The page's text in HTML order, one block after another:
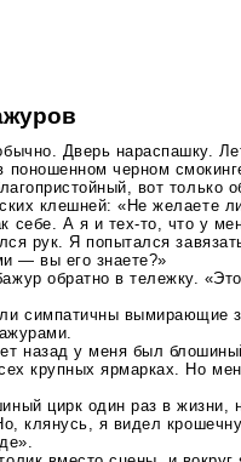
Дверь нараспашку.
поношенном черном
вот
клешней: «Не желаете
себе. А я и тех-то, что у
рук. Я попытался
— вы его знаете?»
обратно в тележку.
симпатичны вымирающие
назад у меня был
крупных ярмарках. Но
цирк один раз в
клянусь, я видел